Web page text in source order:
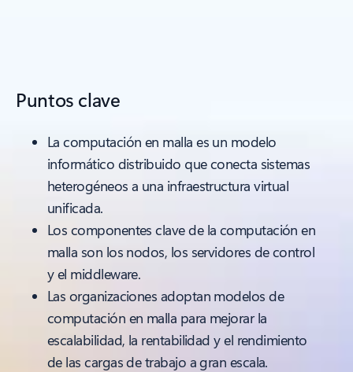
Puntos clave
La computación en malla es un modelo
informático distribuido que conecta sistemas
heterogéneos a una infraestructura virtual
unificada.
Los componentes clave de la computación en
malla son los nodos, los servidores de control
y el middleware.
Las organizaciones adoptan modelos de
computación en malla para mejorar la
escalabilidad, la rentabilidad y el rendimiento
de las cargas de trabajo a gran escala.